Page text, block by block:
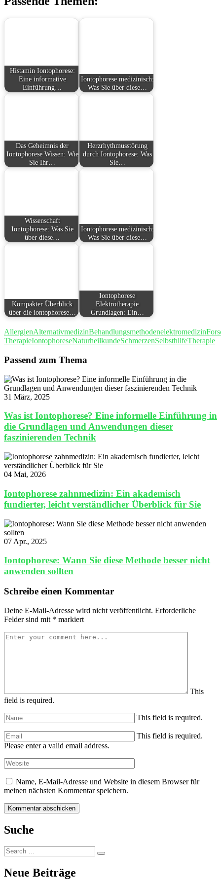
Histamin Iontophorese:
Eine informative
Einführung…
Iontophorese medizinisch:
Was Sie über diese…
Das Geheimnis der
Iontophorese Wissen: Wie
Sie Ihr…
Herzrhythmusstörung
durch Iontophorese: Was
Sie…
Wissenschaft
Iontophorese: Was Sie
über diese…
Iontophorese medizinisch:
Was Sie über diese…
Kompakter Überblick
über die iontophorese…
Iontophorese
Elektrotherapie
Grundlagen: Ein…
AllergienAlternativmedizinBehandlungsmethodenelektromedizin
TherapieIontophoreseNaturheilkundeSchmerzenSelbsthilfeTherapie
Passend zum Thema
31 März, 2025
Was ist Iontophorese? Eine informelle Einführung in
die Grundlagen und Anwendungen dieser
faszinierenden Technik
04 Mai, 2026
Iontophorese zahnmedizin: Ein akademisch
fundierter, leicht verständlicher Überblick für Sie
07 Apr., 2025
Iontophorese: Wann Sie diese Methode besser nicht
anwenden sollten
Schreibe einen Kommentar
Deine E-Mail-Adresse wird nicht veröffentlicht. Erforderliche
Felder sind mit * markiert
This
field is required.
This field is required.
This field is required.
Please enter a valid email address.
Name, E-Mail-Adresse und Website in diesem Browser für
meinen nächsten Kommentar speichern.
Suche
Search
for:
Search
Neue Beiträge